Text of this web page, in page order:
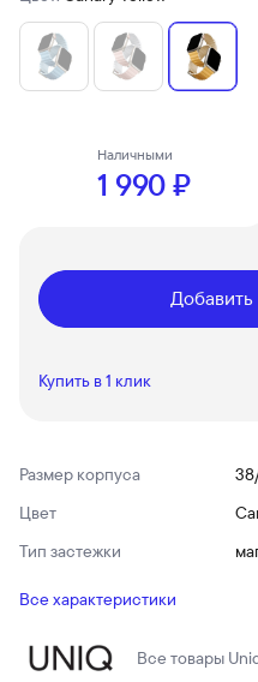
Наличными
1 990 ₽
Добавить
Купить в 1 клик
Размер корпуса
Цвет
Тип застежки
Все характеристики
Все товары